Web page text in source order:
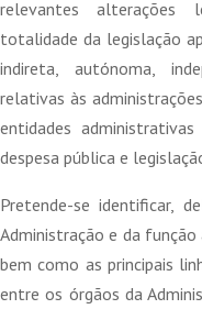
relevantes alterações
totalidade da legislação
indireta, autónoma,
relativas às
entidades
despesa pública e
Pretende-se identificar,
Administração e da
bem como as principais
entre os órgãos da